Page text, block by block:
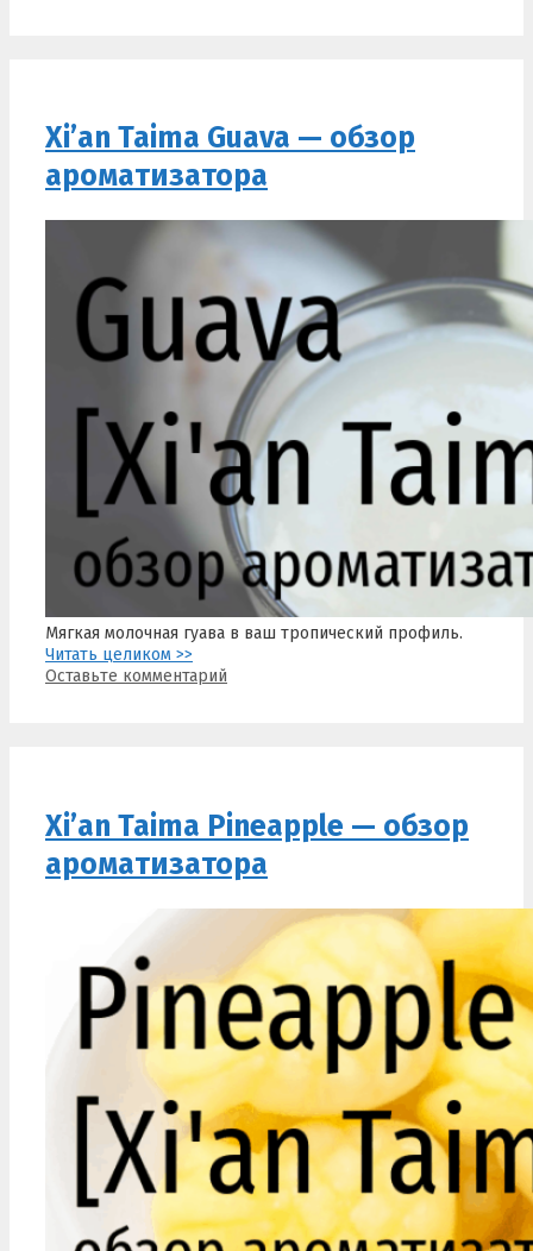
Xi’an Taima Guava — обзор
ароматизатора
Мягкая молочная гуава в ваш тропический профиль.
Читать целиком >>
Оставьте комментарий
Xi’an Taima Pineapple — обзор
ароматизатора